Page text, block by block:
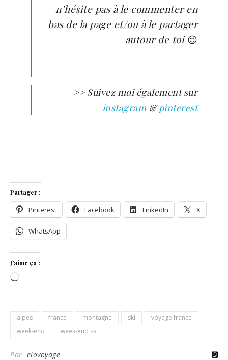
n’hésite pas à le commenter en
bas de la page et/ou à le partager
autour de toi😉
>> Suivez moi également sur
instagram&pinterest
Partager :
Pinterest Facebook LinkedIn X
WhatsApp
J’aime ça :
Chargement…
alpes france montagne ski
voyage france
week-end
week-end ski
Par elovoyage